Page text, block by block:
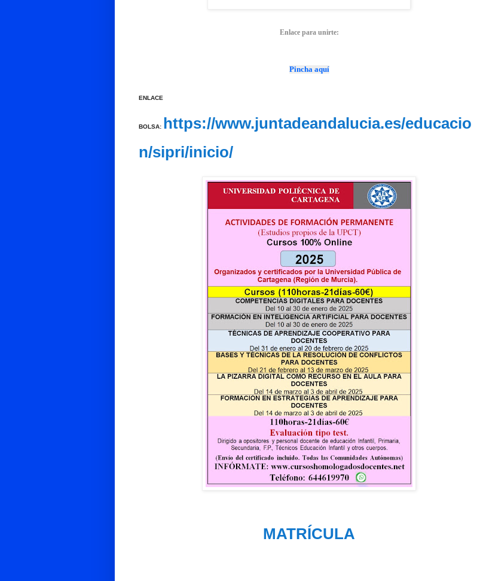
Enlace para unirte:
Pincha aquí
ENLACE
BOLSA: https://www.juntadeandalucia.es/educacio
n/sipri/inicio/
MATRÍCULA